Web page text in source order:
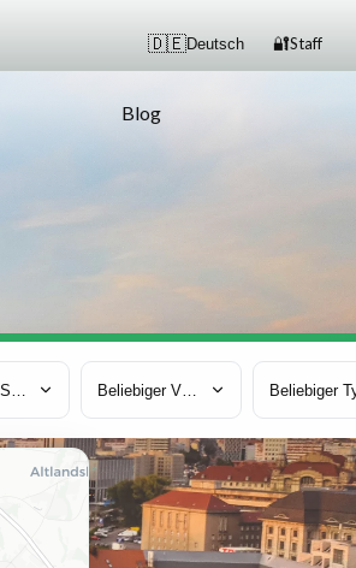
Blog
🇩🇪Deutsch 🔐Staff